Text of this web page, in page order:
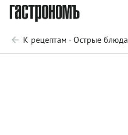
К рецептам - Острые блюда